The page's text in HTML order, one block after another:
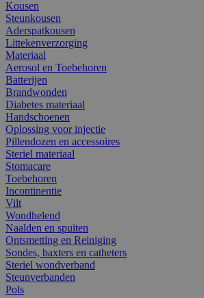
Kousen
Steunkousen
Aderspatkousen
Littekenverzorging
Materiaal
Aerosol en Toebehoren
Batterijen
Brandwonden
Diabetes materiaal
Handschoenen
Oplossing voor injectie
Pillendozen en accessoires
Steriel materiaal
Stomacare
Toebehoren
Incontinentie
Vilt
Wondhelend
Naalden en spuiten
Ontsmetting en Reiniging
Sondes, baxters en catheters
Steriel wondverband
Steunverbanden
Pols